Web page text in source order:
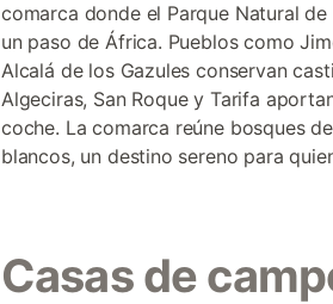
comarca donde el Parque Natural
un paso de África. Pueblos como
Alcalá de los Gazules conservan
Algeciras, San Roque y Tarifa
coche. La comarca reúne bosques
blancos, un destino sereno para
Casas de